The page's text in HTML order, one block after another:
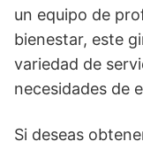
un equipo de
bienestar, este
variedad de
necesidades de
Si deseas